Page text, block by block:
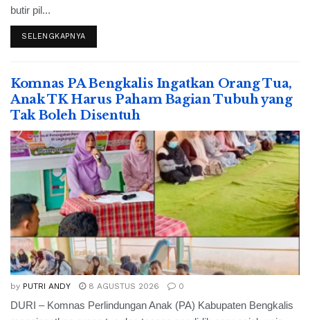
butir pil...
SELENGKAPNYA
Komnas PA Bengkalis Ingatkan Orang Tua,
Anak TK Harus Paham Bagian Tubuh yang
Tak Boleh Disentuh
by PUTRI ANDY 8 AGUSTUS 2026 0
DURI – Komnas Perlindungan Anak (PA) Kabupaten Bengkalis